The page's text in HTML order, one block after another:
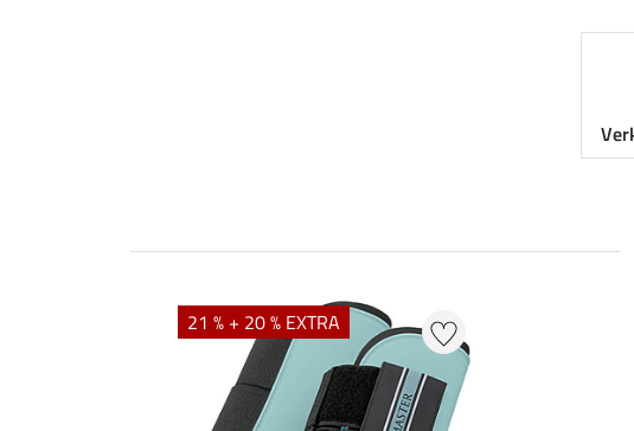
21 % + 20 % EXTRA